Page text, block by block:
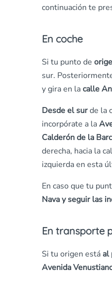
continuación te
En coche
Si tu punto de
sur.
y gira en lacalle
Desde el surde la
incorpórate a la
Calderón de la
derecha, hacia la
izquierda en esta
En caso que tu
Nava y seguir las
En transporte
Si tu origen está al
Avenida